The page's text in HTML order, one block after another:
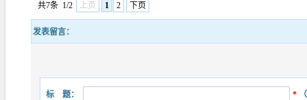
共7条 1/2 上页 1 2 下页
发表留言：
标 题： *